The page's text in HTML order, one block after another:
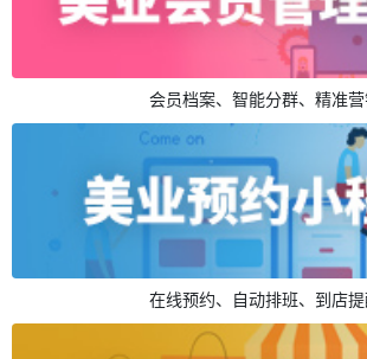
会员档案、智能分群、精准
在线预约、自动排班、到店